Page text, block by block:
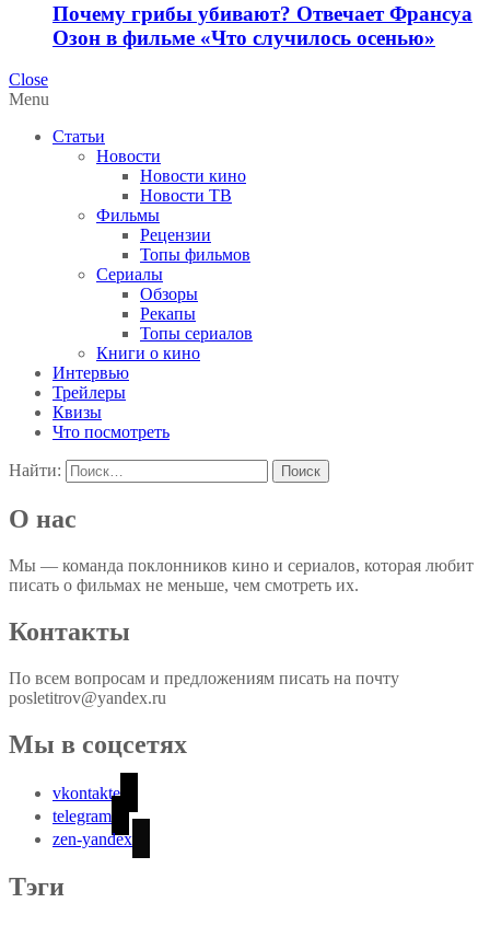
Почему грибы убивают? Отвечает Франсуа
Озон в фильме «Что случилось осенью»
Close
Menu
Статьи
Новости
Новости кино
Новости ТВ
Фильмы
Рецензии
Топы фильмов
Сериалы
Обзоры
Рекапы
Топы сериалов
Книги о кино
Интервью
Трейлеры
Квизы
Что посмотреть
Найти:
О нас
Мы — команда поклонников кино и сериалов, которая любит
писать о фильмах не меньше, чем смотреть их.
Контакты
По всем вопросам и предложениям писать на почту
posletitrov@yandex.ru
Мы в соцсетях
vkontakte
telegram
zen-yandex
Тэги